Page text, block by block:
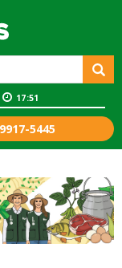
17:51
5445